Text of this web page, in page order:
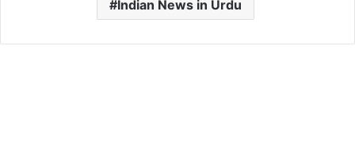
Indian News in Urdu